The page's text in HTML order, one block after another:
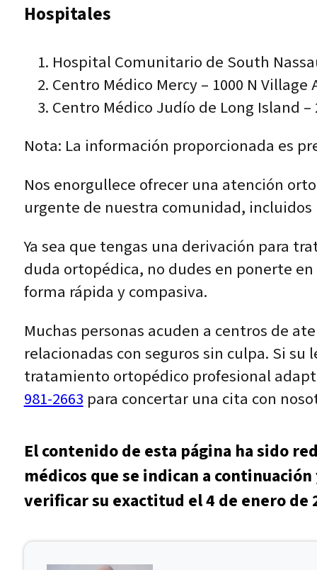
Hospitales
Hospital Comunitario de South
Centro Médico Mercy – 1000 N Village
Centro Médico Judío de Long Island –
Nota: La información proporcionada es
Nos enorgullece ofrecer una atención
urgente de nuestra comunidad,
Ya sea que tengas una derivación para
duda ortopédica, no dudes en ponerte
forma rápida y compasiva.
Muchas personas acuden a centros de
relacionadas con seguros sin culpa. Si
tratamiento ortopédico profesional
981-2663 para concertar una cita con
El contenido de esta página ha sido
médicos que se indican a
verificar su exactitud el 4 de enero de